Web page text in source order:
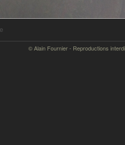
© Alain Fournier - Reproductions